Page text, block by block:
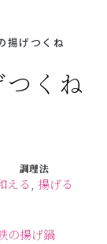
揚げつくね
くね
調理法
える,揚げる
の揚げ鍋